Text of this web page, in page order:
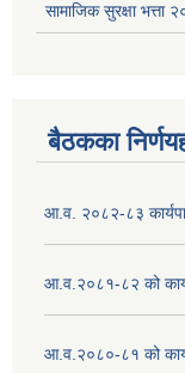
सामाजिक सुरक्षा
बैठकका
आ.व. २०८२-८३
आ.व.२०८१-८२ को
आ.व.२०८०-८१ को